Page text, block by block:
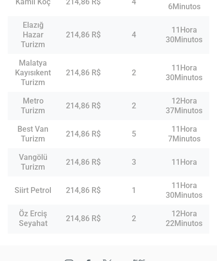
Kamil Koç 214,86 R$ 4
6Minutos
Elazığ
Hazar
Turizm
214,86 R$ 4
11Hora
30Minutos
Malatya
Kayısıkent
Turizm
214,86 R$ 2
11Hora
30Minutos
Metro
Turizm
214,86 R$ 2
12Hora
37Minutos
Best Van
Turizm
214,86 R$ 5
11Hora
7Minutos
Vangölü
Turizm
214,86 R$ 3 11Hora
Siirt Petrol 214,86 R$ 1
11Hora
30Minutos
Öz Erciş
Seyahat
214,86 R$ 2
12Hora
22Minutos